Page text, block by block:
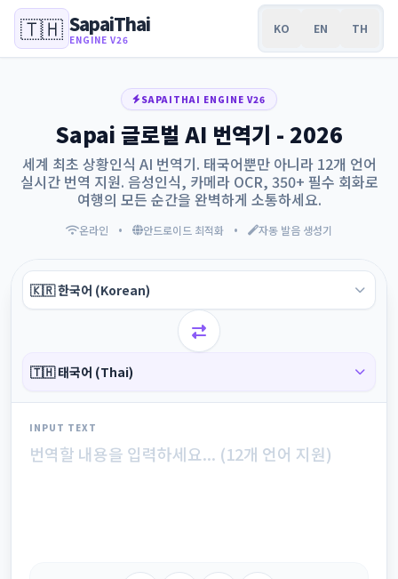
🇹🇭 SapaiThai
ENGINE V26
KO EN TH
SAPAITHAI ENGINE V26
Sapai 글로벌 AI 번역기 - 2026
세계 최초 상황인식 AI 번역기. 태국어뿐만 아니라 12개 언어
실시간 번역 지원. 음성인식, 카메라 OCR, 350+ 필수 회화로
여행의 모든 순간을 완벽하게 소통하세요.
온라인 • 안드로이드 최적화 • 자동 발음 생성기
INPUT TEXT